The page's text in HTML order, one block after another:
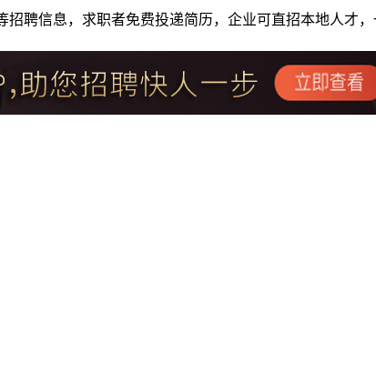
聘信息，求职者免费投递简历，企业可直招本地人才